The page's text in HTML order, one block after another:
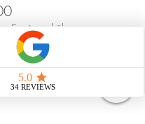
Servicegebühr